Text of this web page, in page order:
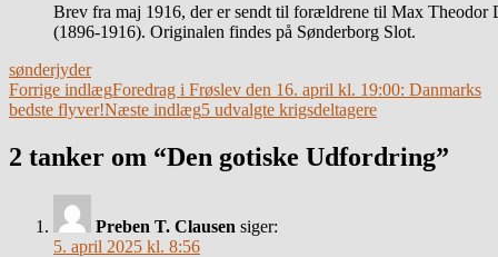
Brev fra maj 1916, der er sendt til forældrene til Max Theodor
(1896-1916). Originalen findes på Sønderborg Slot.
sønderjyder
Indlægsnavigation
Forrige indlægForedrag i Frøslev den 16. april kl. 19:00: Danmarks
bedste flyver!Næste indlæg5 udvalgte krigsdeltagere
2 tanker om “Den gotiske Udfordring”
Preben T. Clausen siger:
5. april 2025 kl. 8:56